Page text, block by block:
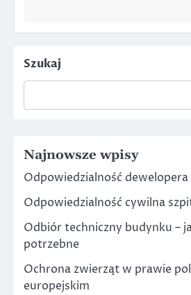
Szukaj
Najnowsze wpisy
Odpowiedzialność
Odpowiedzialność cywilna
Odbiór techniczny budynku –
potrzebne
Ochrona zwierząt w prawie
europejskim